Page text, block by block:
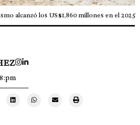
alcanzó los US$1,860 millones en el 2025